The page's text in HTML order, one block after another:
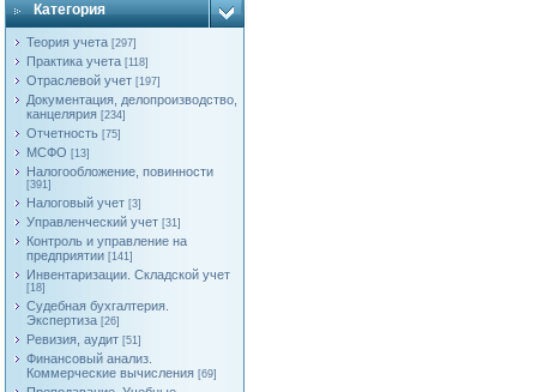
Категория
Теория учета [297]
Практика учета [118]
Отраслевой учет [197]
Документация, делопроизводство,
канцелярия [234]
Отчетность [75]
МСФО [13]
Налогообложение, повинности
[391]
Налоговый учет [3]
Управленческий учет [31]
Контроль и управление на
предприятии [141]
Инвентаризации. Складской учет
[18]
Судебная бухгалтерия.
Экспертиза [26]
Ревизия, аудит [51]
Финансовый анализ.
Коммерческие вычисления [69]